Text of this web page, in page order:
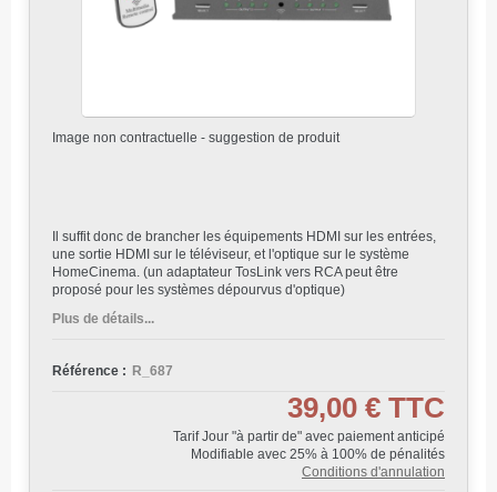
Image non contractuelle - suggestion de produit
Il suffit donc de brancher les équipements HDMI sur les entrées,
une sortie HDMI sur le téléviseur, et l'optique sur le système
HomeCinema. (un adaptateur TosLink vers RCA peut être
proposé pour les systèmes dépourvus d'optique)
Plus de détails...
Référence : R_687
39,00 € TTC
Tarif Jour "à partir de" avec paiement anticipé
Modifiable avec 25% à 100% de pénalités
Conditions d'annulation